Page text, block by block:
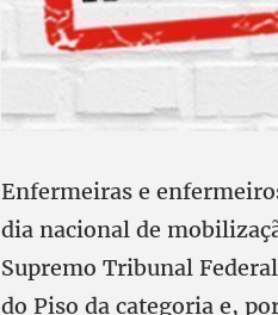
Enfermeiras e
dia nacional de
Supremo Tribunal
do Piso da categoria e,